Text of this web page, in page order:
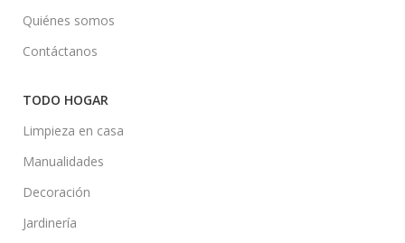
Quiénes somos
Contáctanos
TODO HOGAR
Limpieza en casa
Manualidades
Decoración
Jardinería